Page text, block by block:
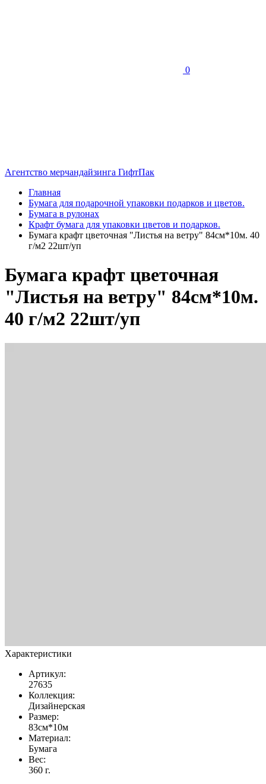
0
Агентство мерчандайзинга ГифтПак
Главная
Бумага для подарочной упаковки подарков и цветов.
Бумага в рулонах
Крафт бумага для упаковки цветов и подарков.
Бумага крафт цветочная "Листья на ветру" 84см*10м. 40
г/м2 22шт/уп
Бумага крафт цветочная
"Листья на ветру" 84см*10м.
40 г/м2 22шт/уп
Характеристики
Артикул:
27635
Коллекция:
Дизайнерская
Размер:
83см*10м
Материал:
Бумага
Вес:
360 г.